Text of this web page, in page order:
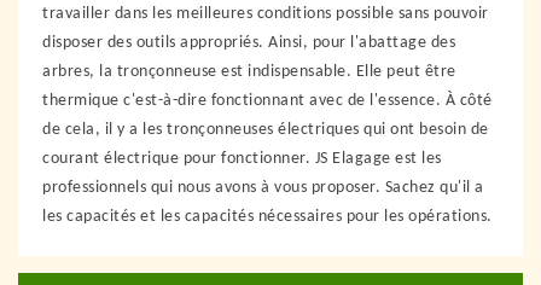
travailler dans les meilleures conditions possible sans pouvoir
disposer des outils appropriés. Ainsi, pour l'abattage des
arbres, la tronçonneuse est indispensable. Elle peut être
thermique c'est-à-dire fonctionnant avec de l'essence. À côté
de cela, il y a les tronçonneuses électriques qui ont besoin de
courant électrique pour fonctionner. JS Elagage est les
professionnels qui nous avons à vous proposer. Sachez qu'il a
les capacités et les capacités nécessaires pour les opérations.